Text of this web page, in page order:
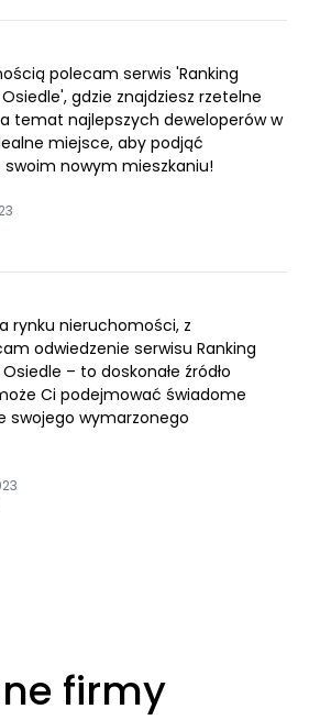
polecam serwis 'Ranking
gdzie znajdziesz rzetelne
temat najlepszych deweloperów w
miejsce, aby podjąć
nowym mieszkaniu!
rynku nieruchomości, z
odwiedzenie serwisu Ranking
– to doskonałe źródło
Ci podejmować świadome
swojego wymarzonego
firmy